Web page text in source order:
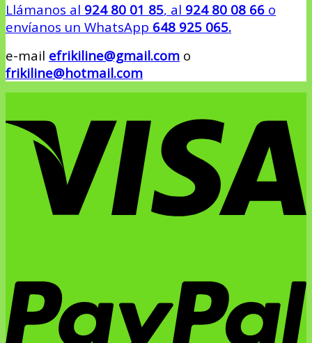
Llámanos al 924 80 01 85, al 924 80 08 66 o
envíanos un WhatsApp 648 925 065.
e-mail efrikiline@gmail.com o
frikiline@hotmail.com